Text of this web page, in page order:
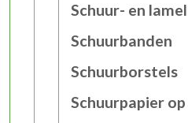
Schuur- en
Schuurbanden
Schuurborstels
Schuurpapier